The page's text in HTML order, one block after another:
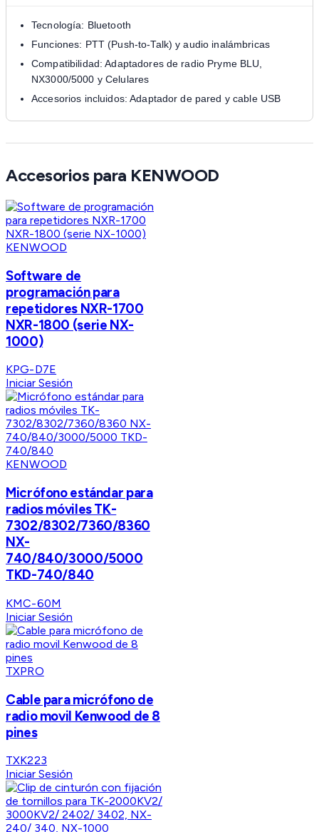
Tecnología: Bluetooth
Funciones: PTT (Push-to-Talk) y audio inalámbricas
Compatibilidad: Adaptadores de radio Pryme BLU,
NX3000/5000 y Celulares
Accesorios incluidos: Adaptador de pared y cable USB
Accesorios para KENWOOD
KENWOOD
Software de
programación para
repetidores NXR-1700
NXR-1800 (serie NX-
1000)
KPG-D7E
Iniciar Sesión
KENWOOD
Micrófono estándar para
radios móviles TK-
7302/8302/7360/8360
NX-
740/840/3000/5000
TKD-740/840
KMC-60M
Iniciar Sesión
TXPRO
Cable para micrófono de
radio movil Kenwood de 8
pines
TXK223
Iniciar Sesión